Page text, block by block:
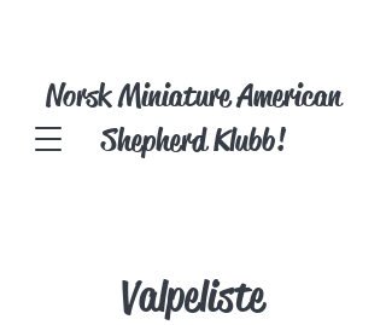
Norsk Miniature American
Shepherd Klubb!
Valpeliste